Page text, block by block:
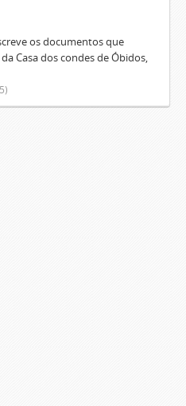
os documentos que
Casa dos condes de Óbidos,